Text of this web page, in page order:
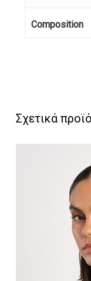
Composition
Σχετικά